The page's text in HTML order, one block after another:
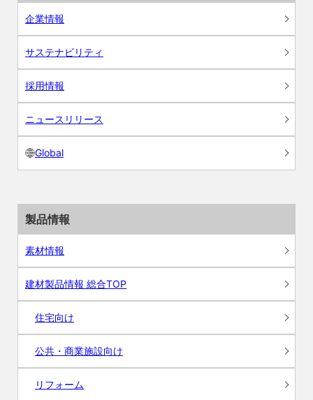
企業情報
サステナビリティ
採用情報
ニュースリリース
Global
製品情報
素材情報
建材製品情報 総合TOP
住宅向け
公共・商業施設向け
リフォーム